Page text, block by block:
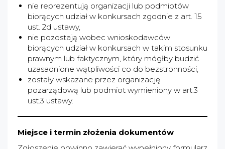
nie reprezentują organizacji lub podmiotów
biorących udział w konkursach zgodnie z art. 15
ust. 2d ustawy,
nie pozostają wobec wnioskodawców
biorących udział w konkursach w takim stosunku
prawnym lub faktycznym, który mógłby budzić
uzasadnione wątpliwości co do bezstronności,
zostały wskazane przez organizację
pozarządową lub podmiot wymieniony w art.3
ust.3 ustawy.
Miejsce i termin złożenia dokumentów